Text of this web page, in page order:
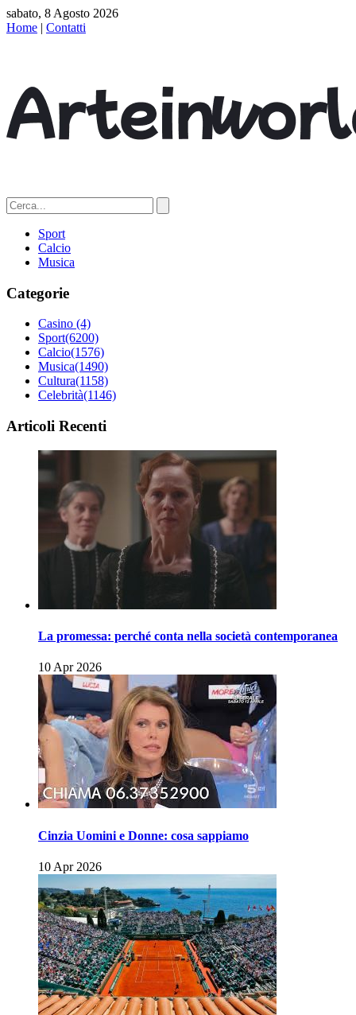
sabato, 8 Agosto 2026
Home | Contatti
Sport
Calcio
Musica
Categorie
Casino (4)
Sport(6200)
Calcio(1576)
Musica(1490)
Cultura(1158)
Celebrità(1146)
Articoli Recenti
La promessa: perché conta nella società contemporanea
10 Apr 2026
Cinzia Uomini e Donne: cosa sappiamo
10 Apr 2026